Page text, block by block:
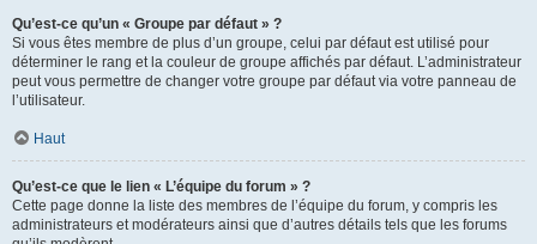
Qu’est-ce qu’un « Groupe par défaut » ?
Si vous êtes membre de plus d’un groupe, celui par défaut est utilisé pour
déterminer le rang et la couleur de groupe affichés par défaut. L’administrateur
peut vous permettre de changer votre groupe par défaut via votre panneau de
l’utilisateur.
Haut
Qu’est-ce que le lien « L’équipe du forum » ?
Cette page donne la liste des membres de l’équipe du forum, y compris les
administrateurs et modérateurs ainsi que d’autres détails tels que les forums